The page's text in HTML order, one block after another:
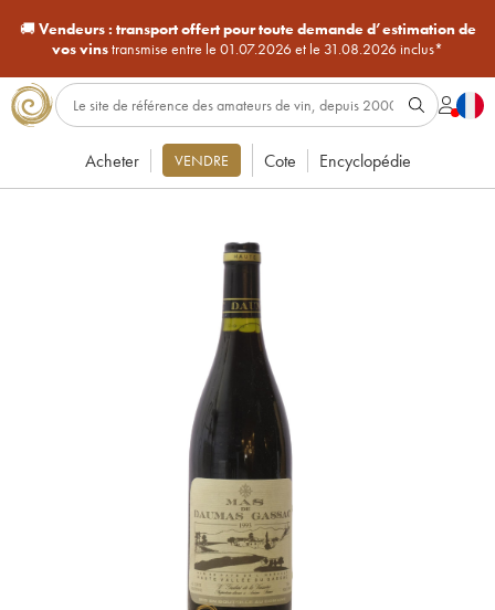
🚚Vendeurs : transport offert pour toute demande d’estimation de
vos vinstransmise entre le 01.07.2026 et le 31.08.2026 inclus*
Acheter VENDRE Cote Encyclopédie